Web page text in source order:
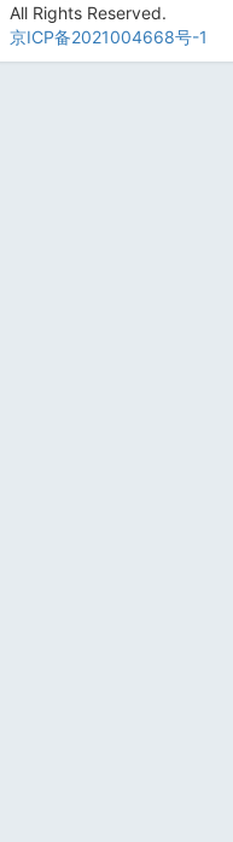
All Rights Reserved.
京ICP备2021004668号-1